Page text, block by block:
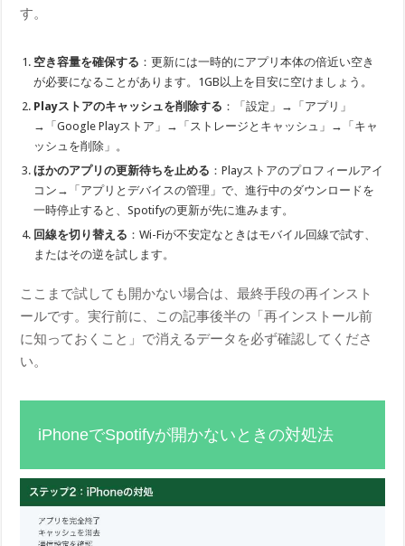
す。
空き容量を確保する ：更新には一時的にアプリ本体の倍近い空き
が必要になることがあります。1GB以上を目安に空けましょう。
Playストアのキャッシュを削除する ：「設定」→「アプリ」
→「Google Playストア」→「ストレージとキャッシュ」→「キャ
ッシュを削除」。
ほかのアプリの更新待ちを止める ：Playストアのプロフィールアイ
コン→「アプリとデバイスの管理」で、進行中のダウンロードを
一時停止すると、Spotifyの更新が先に進みます。
回線を切り替える ：Wi-Fiが不安定なときはモバイル回線で試す、
またはその逆を試します。
ここまで試しても開かない場合は、最終手段の再インスト
ールです。実行前に、この記事後半の「再インストール前
に知っておくこと」で消えるデータを必ず確認してくださ
い。
iPhoneでSpotifyが開かないときの対処法